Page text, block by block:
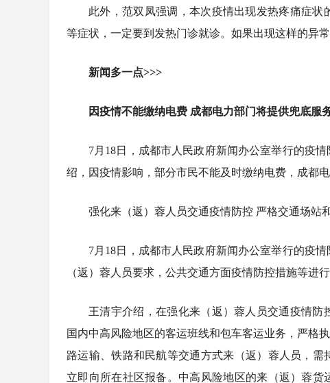
此外，范双凤强调，本次疫情出现发热疼痛症
等症状，一定要到发热门诊就诊。如果出现这样的异
新闻多一点>>>
因疫情不能缴纳电费 成都电力部门将提供兜底服
7月18日，成都市人民政府新闻办公室举行的疫
绍，因疫情影响，部分市民不能及时缴纳电费，成都
强化来（返）蓉人员交通疫情防控 严格交通场站
7月18日，成都市人民政府新闻办公室举行的疫
（返）蓉人员要求，公共交通方面疫情防控措施等进行
王清宇介绍，在强化来（返）蓉人员交通疫情
国内中高风险地区的客运班线和包车客运业务，严格
路运输、铁路和民航等交通方式来（返）蓉人员，
立即向所在社区报备。中高风险地区的来（返）蓉